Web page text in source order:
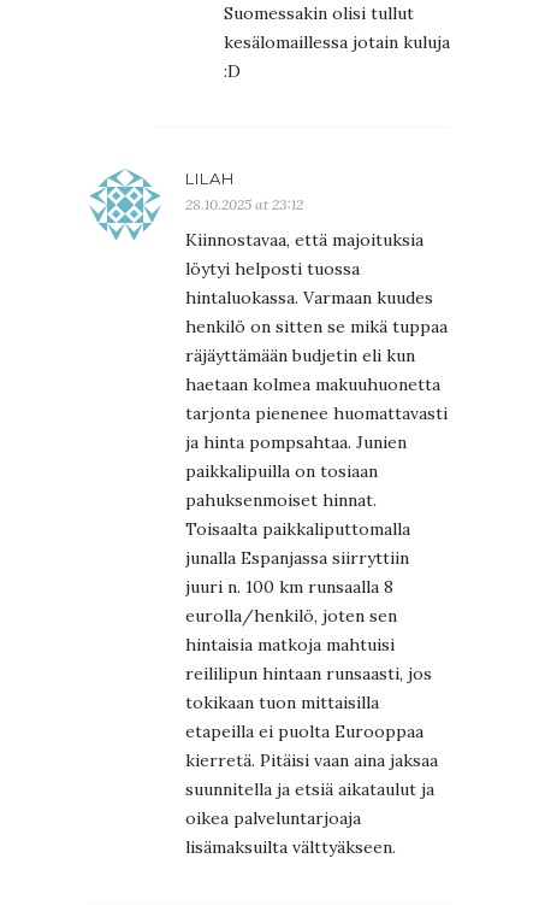
Suomessakin olisi tullut
kesälomaillessa jotain kuluja
:D
LILAH
28.10.2025 at 23:12
Kiinnostavaa, että majoituksia
löytyi helposti tuossa
hintaluokassa. Varmaan kuudes
henkilö on sitten se mikä tuppaa
räjäyttämään budjetin eli kun
haetaan kolmea makuuhuonetta
tarjonta pienenee huomattavasti
ja hinta pompsahtaa. Junien
paikkalipuilla on tosiaan
pahuksenmoiset hinnat.
Toisaalta paikkaliputtomalla
junalla Espanjassa siirryttiin
juuri n. 100 km runsaalla 8
eurolla/henkilö, joten sen
hintaisia matkoja mahtuisi
reililipun hintaan runsaasti, jos
tokikaan tuon mittaisilla
etapeilla ei puolta Eurooppaa
kierretä. Pitäisi vaan aina jaksaa
suunnitella ja etsiä aikataulut ja
oikea palveluntarjoaja
lisämaksuilta välttyäkseen.